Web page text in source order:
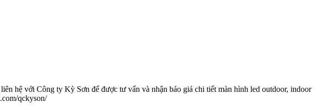
hệ với Công ty Kỳ Sơn để được tư vấn và nhận báo giá chi tiết màn hình led outdoor, indoor
qckyson/